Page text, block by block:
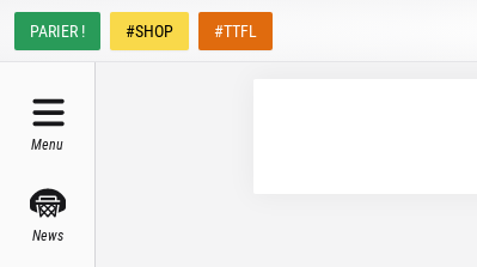
PARIER ! #SHOP #TTFL
Menu
News